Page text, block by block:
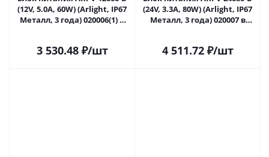
(12V, 5.0A, 60W) (Arlight, IP67
Металл, 3 года) 020006(1) в
3 530.48₽/шт
(24V, 3.3A, 80W) (Arlight, IP67
Металл, 3 года) 020007 в
4 511.72₽/шт